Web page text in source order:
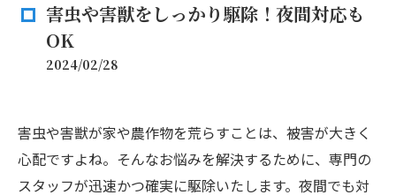
害虫や害獣をしっかり駆除！夜間対応も
OK
2024/02/28
害虫や害獣が家や農作物を荒らすことは、被害が大きく
心配ですよね。そんなお悩みを解決するために、専門の
スタッフが迅速かつ確実に駆除いたします。夜間でも対